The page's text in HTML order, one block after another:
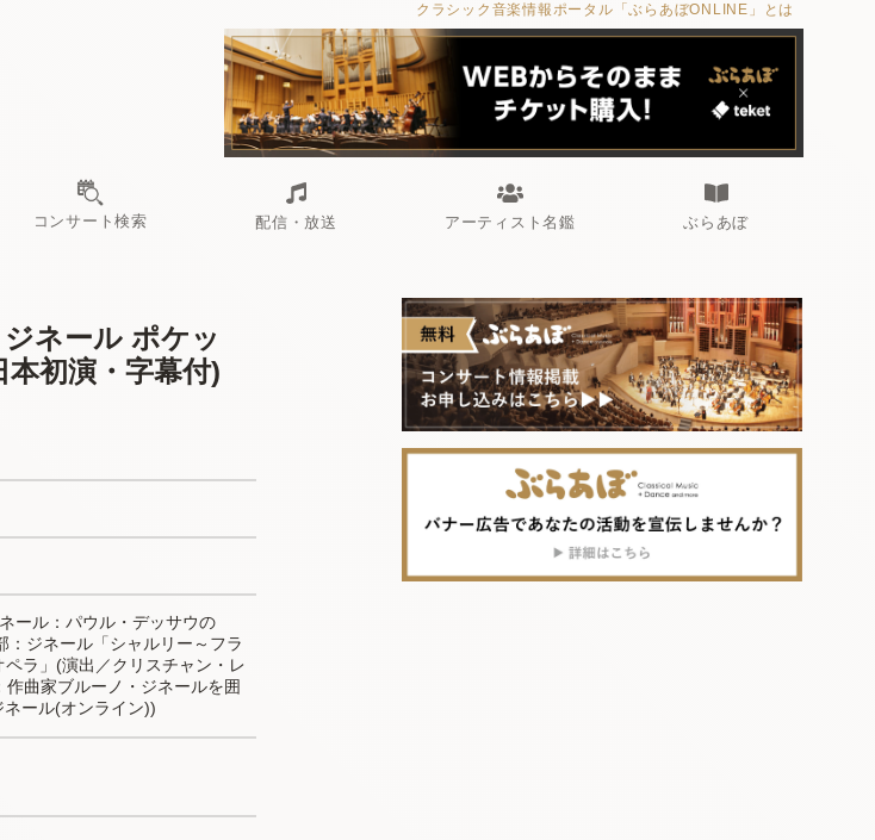
クラシック音楽情報ポータル「ぶらあぼONLINE」とは
コンサート検索 配信・放送 アーティスト名鑑 ぶらあぼ
ネール ポケッ
本初演・字幕付)
ール：パウル・デッサウの
：ジネール「シャルリー～フラ
ラ」(演出／クリスチャン・レ
曲家ブルーノ・ジネールを囲
ール(オンライン))